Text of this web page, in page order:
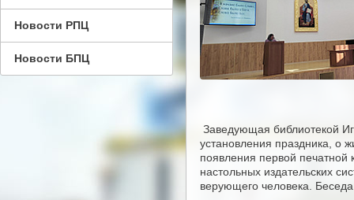
Новости РПЦ
Новости БПЦ
Заведующая библиотекой
установления праздника, о
появления первой печатной
настольных издательских
верующего человека.